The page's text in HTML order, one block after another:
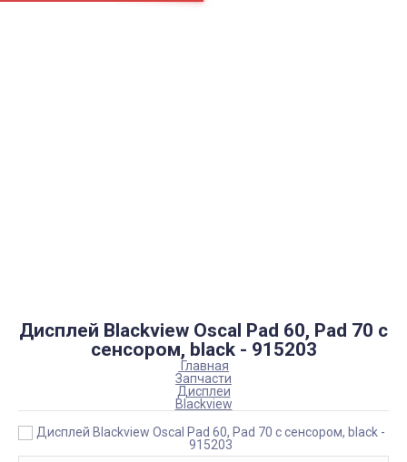
Дисплей Blackview Oscal Pad 60, Pad 70 с
сенсором, black - 915203
Главная
Запчасти
Дисплеи
Blackview